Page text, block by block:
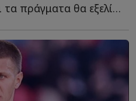
Κανείς δεν περίμενε ότι τα πράγματα θα εξελίσσονταν έ...